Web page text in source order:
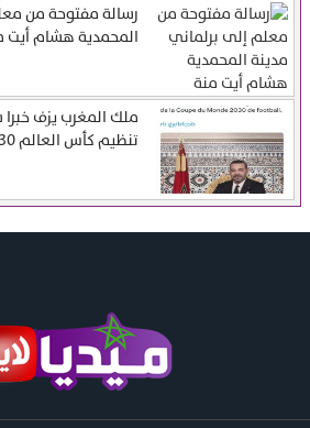
رسالة مفتوحة من
المحمدية هشام أيت
ملك المغرب يزف
تنظيم كأس العالم 2030